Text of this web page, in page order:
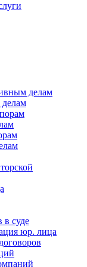
делам
в суде
юр. лица